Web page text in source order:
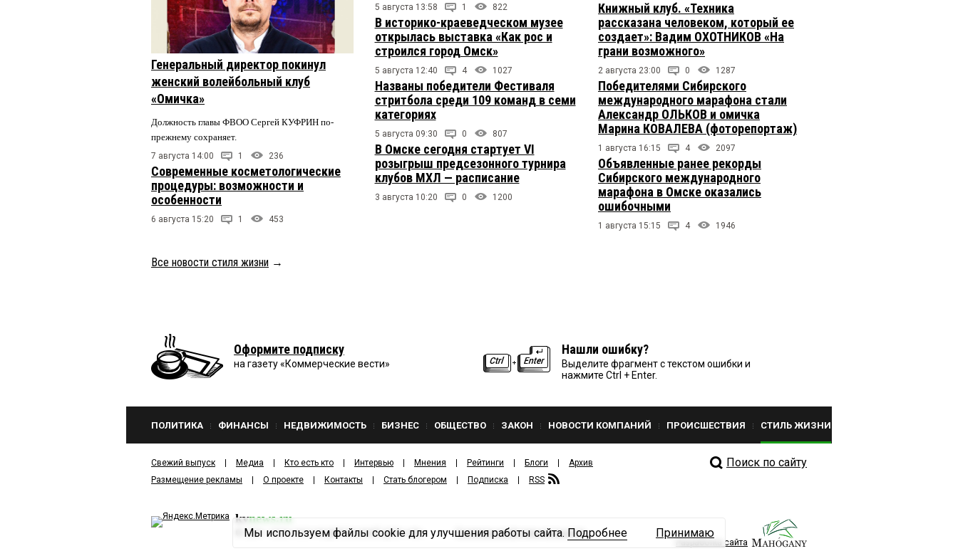
Генеральный директор покинул
женский волейбольный клуб
«Омичка»
Должность главы ФВОО Сергей КУФРИН по-
прежнему сохраняет.
7 августа 14:00 1 236
Современные косметологические
процедуры: возможности и
особенности
6 августа 15:20 1 453
5 августа 13:58 1 822
В историко-краеведческом музее
открылась выставка «Как рос и
строился город Омск»
5 августа 12:40 4 1027
Названы победители Фестиваля
стритбола среди 109 команд в семи
категориях
5 августа 09:30 0 807
В Омске сегодня стартует VI
розыгрыш предсезонного турнира
клубов МХЛ — расписание
3 августа 10:20 0 1200
Книжный клуб. «Техника
рассказана человеком, который ее
создает»: Вадим ОХОТНИКОВ «На
грани возможного»
2 августа 23:00 0 1287
Победителями Сибирского
международного марафона стали
Александр ОЛЬКОВ и омичка
Марина КОВАЛЕВА (фоторепортаж)
1 августа 16:15 4 2097
Объявленные ранее рекорды
Сибирского международного
марафона в Омске оказались
ошибочными
1 августа 15:15 4 1946
Все новости стиля жизни →
Оформите подписку
на газету «Коммерческие вести»
Нашли ошибку?
Выделите фрагмент с текстом ошибки и
нажмите Ctrl + Enter.
ПОЛИТИКА ФИНАНСЫ НЕДВИЖИМОСТЬ БИЗНЕС ОБЩЕСТВО ЗАКОН НОВОСТИ КОМПАНИЙ ПРОИСШЕСТВИЯ СТИЛЬ ЖИЗНИ
Свежий выпуск Медиа Кто есть кто Интервью Мнения Рейтинги Блоги
Архив
Размещение рекламы
О проекте Контакты Стать блогером Подписка RSS
Поиск по сайту
kvnews.ru
2001—2026ООО ИЗДАТЕЛЬСКИЙ ДОМ «КВ».
Политика конфиденциальности
Разработка сайта
Мы используем файлы cookie для улучшения работы сайта. Подробнее Принимаю